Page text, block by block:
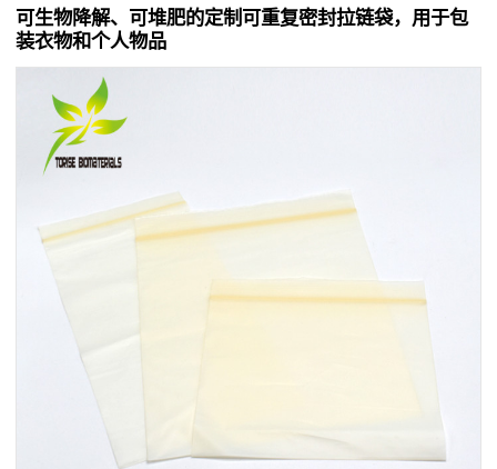
可生物降解、可堆肥的定制可重复密封拉链袋，用于包
装衣物和个人物品